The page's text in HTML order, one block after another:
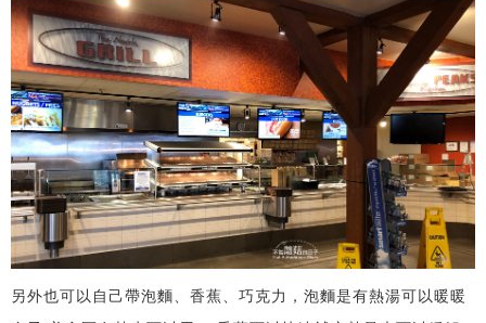
另外也可以自己帶泡麵、香蕉、巧克力，泡麵是有熱湯可以暖暖